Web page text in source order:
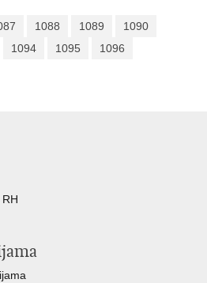
1088 1089
1090
1094 1095
1096